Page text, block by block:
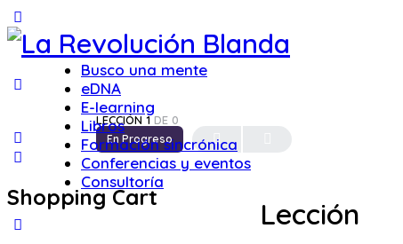
Panel
Busco una mente
eDNA
E-learning
Libros
Formación sincrónica
Conferencias y eventos
Consultoría
Shopping Cart
LECCIÓN 1DE 0
En Progreso
Lección